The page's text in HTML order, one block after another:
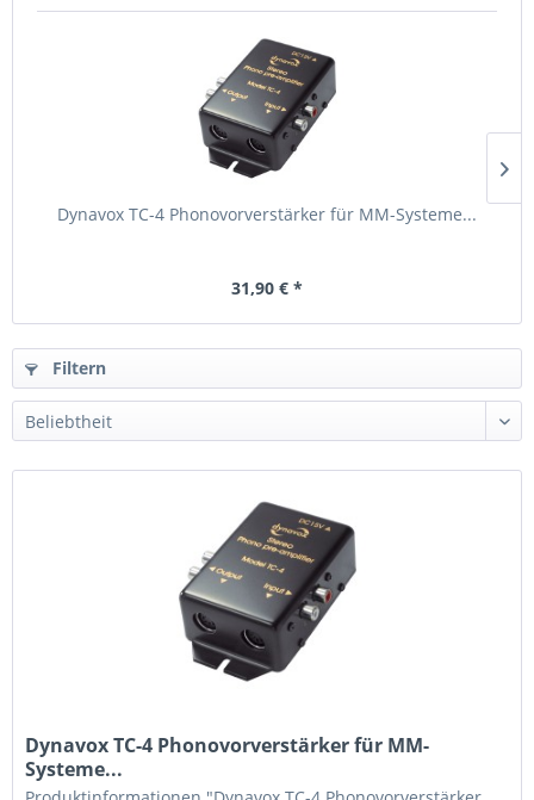
Dynavox TC-4 Phonovorverstärker für MM-Systeme...
31,90 € *
Filtern
Dynavox TC-4 Phonovorverstärker für MM-
Systeme...